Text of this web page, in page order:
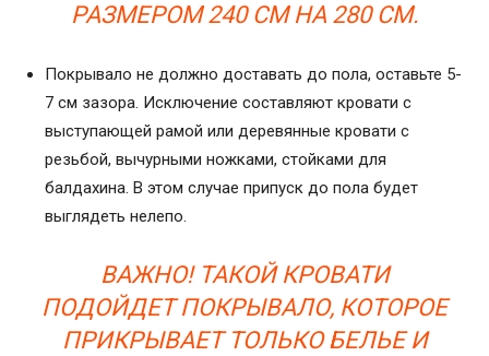
РАЗМЕРОМ 240 СМ НА 280 СМ.
Покрывало не должно доставать до пола, оставьте 5-
7 см зазора. Исключение составляют кровати с
выступающей рамой или деревянные кровати с
резьбой, вычурными ножками, стойками для
балдахина. В этом случае припуск до пола будет
выглядеть нелепо.
ВАЖНО! ТАКОЙ КРОВАТИ
ПОДОЙДЕТ ПОКРЫВАЛО, КОТОРОЕ
ПРИКРЫВАЕТ ТОЛЬКО БЕЛЬЕ И